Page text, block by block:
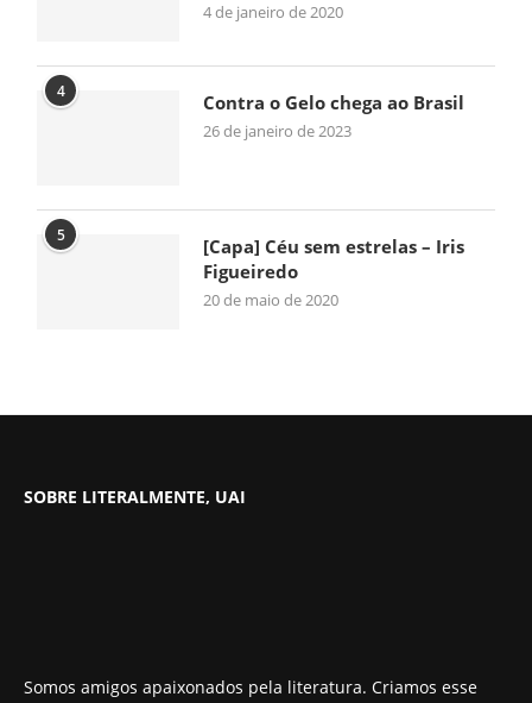
4 de janeiro de 2020
4 Contra o Gelo chega ao Brasil
26 de janeiro de 2023
5
[Capa] Céu sem estrelas – Iris
Figueiredo
20 de maio de 2020
SOBRE LITERALMENTE, UAI
Somos amigos apaixonados pela literatura. Criamos esse